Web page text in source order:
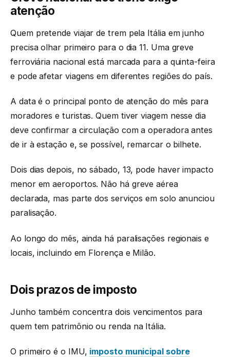
atenção
Quem pretende viajar de trem pela Itália em junho
precisa olhar primeiro para o dia 11. Uma greve
ferroviária nacional está marcada para a quinta-feira
e pode afetar viagens em diferentes regiões do país.
A data é o principal ponto de atenção do mês para
moradores e turistas. Quem tiver viagem nesse dia
deve confirmar a circulação com a operadora antes
de ir à estação e, se possível, remarcar o bilhete.
Dois dias depois, no sábado, 13, pode haver impacto
menor em aeroportos. Não há greve aérea
declarada, mas parte dos serviços em solo anunciou
paralisação.
Ao longo do mês, ainda há paralisações regionais e
locais, incluindo em Florença e Milão.
Dois prazos de imposto
Junho também concentra dois vencimentos para
quem tem patrimônio ou renda na Itália.
O primeiro é o IMU, imposto municipal sobre